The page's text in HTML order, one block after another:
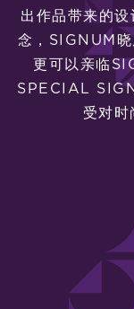
出作品带来的设
念，SIGNUM晓
更可以亲临
SPECIAL
受对时